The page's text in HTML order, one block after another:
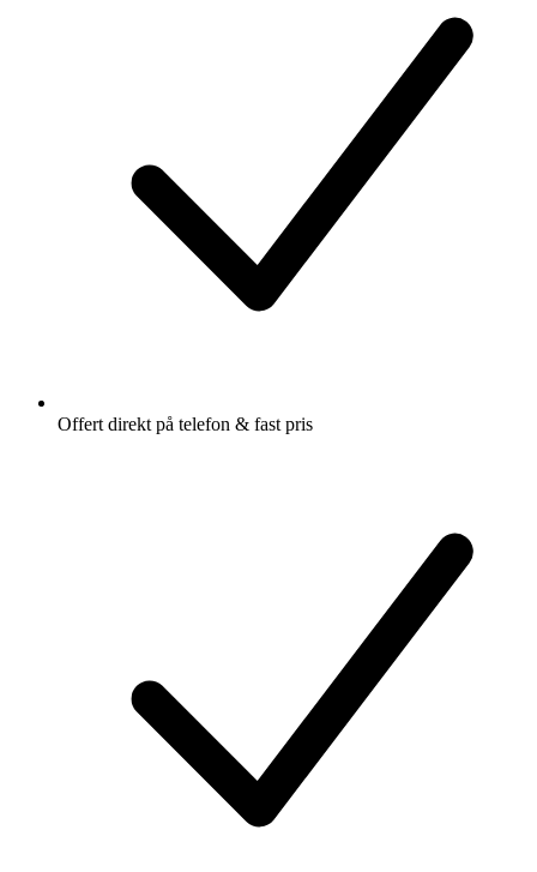
Offert direkt på telefon & fast pris